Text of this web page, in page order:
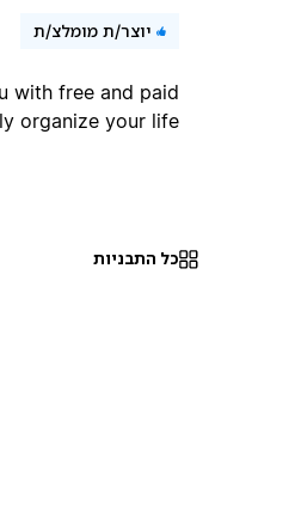
יוצר/ת מומלצ/ת
with free and paid
organize your life ♥
כל התבניות